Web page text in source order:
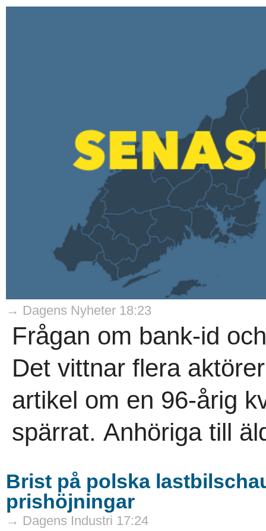
→ Dagens Nyheter 18:23
Frågan om bank-id
Det vittnar flera
artikel om en 96-årig
spärrat. Anhöriga till
Brist på polska
prishöjningar
→ Dagens Industri 17:24